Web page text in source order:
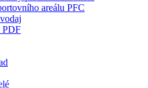
areálu PFC
PDF